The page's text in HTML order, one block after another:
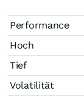
Performance
Hoch
Tief
Volatilität